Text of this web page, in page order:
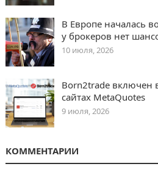
В Европе началась
у брокеров нет
10 июля, 2026
Born2trade включен
сайтах MetaQuotes
9 июля, 2026
КОММЕНТАРИИ